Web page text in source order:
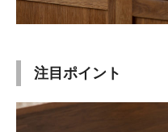
注目ポイント